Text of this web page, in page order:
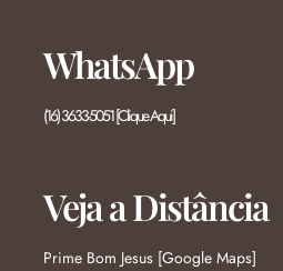
WhatsApp
(16) 3633-5051 [Clique Aqui]
Veja a Distância
Prime Bom Jesus [Google Maps]